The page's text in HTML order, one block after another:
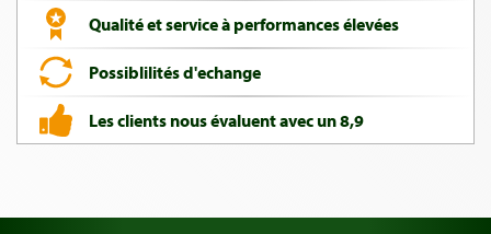
Qualité et service à performances élevées
Possiblilités d'echange
Les clients nous évaluent avec un 8,9